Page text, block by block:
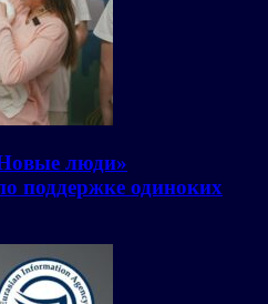
люди»
поддержке одиноких